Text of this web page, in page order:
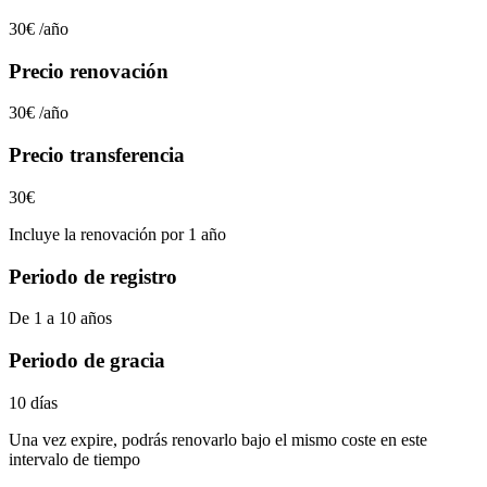
30€ /año
Precio renovación
30€ /año
Precio transferencia
30€
Incluye la renovación por 1 año
Periodo de registro
De 1 a 10 años
Periodo de gracia
10 días
Una vez expire, podrás renovarlo bajo el mismo coste en este
intervalo de tiempo